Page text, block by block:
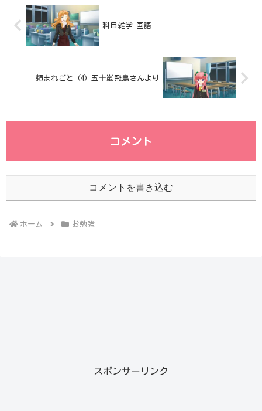
科目雑学 国語
頼まれごと (4) 五十嵐飛鳥さんより
コメント
コメントを書き込む
ホーム お勉強
スポンサーリンク